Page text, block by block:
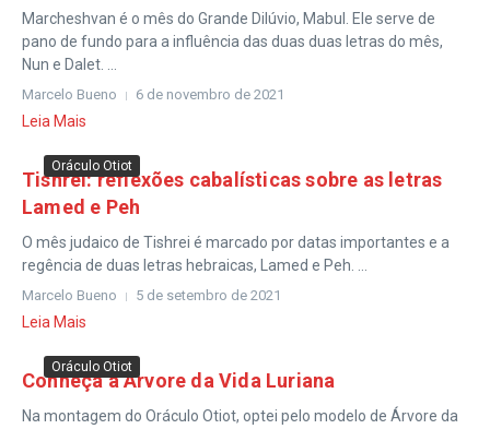
Marcheshvan é o mês do Grande Dilúvio, Mabul. Ele serve de
pano de fundo para a influência das duas duas letras do mês,
Nun e Dalet. ...
Marcelo Bueno 6 de novembro de 2021
Leia Mais
Oráculo Otiot
Tishrei: reflexões cabalísticas sobre as letras
Lamed e Peh
O mês judaico de Tishrei é marcado por datas importantes e a
regência de duas letras hebraicas, Lamed e Peh. ...
Marcelo Bueno 5 de setembro de 2021
Leia Mais
Oráculo Otiot
Conheça a Árvore da Vida Luriana
Na montagem do Oráculo Otiot, optei pelo modelo de Árvore da